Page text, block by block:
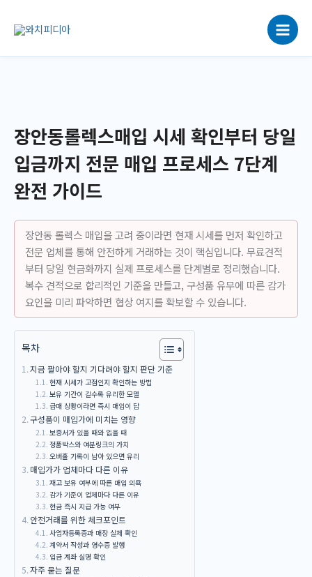
로
장안동롤렉스매입 시세 확인부터 당일
입금까지 전문 매입 프로세스 7단계
완전 가이드
장안동 롤렉스 매입을 고려 중이라면 현재 시세를 먼저 확인하고
전문 업체를 통해 안전하게 거래하는 것이 핵심입니다. 무료견적
부터 당일 현금화까지 실제 프로세스를 단계별로 정리했습니다.
복수 견적으로 합리적인 기준을 만들고, 구성품 유무에 따른 감가
요인을 미리 파악하면 협상 여지를 확보할 수 있습니다.
목차
지금 팔아야 할지 기다려야 할지 판단 기준
현재 시세가 고점인지 확인하는 방법
보유 기간이 길수록 유리한 모델
급매 상황이라면 즉시 매입이 답
구성품이 매입가에 미치는 영향
보증서가 있을 때와 없을 때
정품박스와 여분링크의 가치
오버홀 기록이 남아 있으면 유리
매입가가 업체마다 다른 이유
재고 보유 여부에 따른 매입 의욕
감가 기준이 업체마다 다른 이유
현금 즉시 지급 가능 여부
안전거래를 위한 체크포인트
사업자등록증과 매장 실체 확인
계약서 작성과 영수증 발행
입금 계좌 실명 확인
자주 묻는 질문